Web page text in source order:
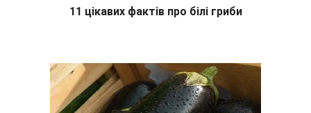
11 цікавих фактів про білі гриби